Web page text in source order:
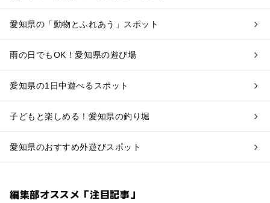
愛知県の「動物とふれあう」スポット
雨の日でもOK！愛知県の遊び場
愛知県の1日中遊べるスポット
子どもと楽しめる！愛知県の釣り堀
愛知県のおすすめ外遊びスポット
編集部オススメ「注目記事」